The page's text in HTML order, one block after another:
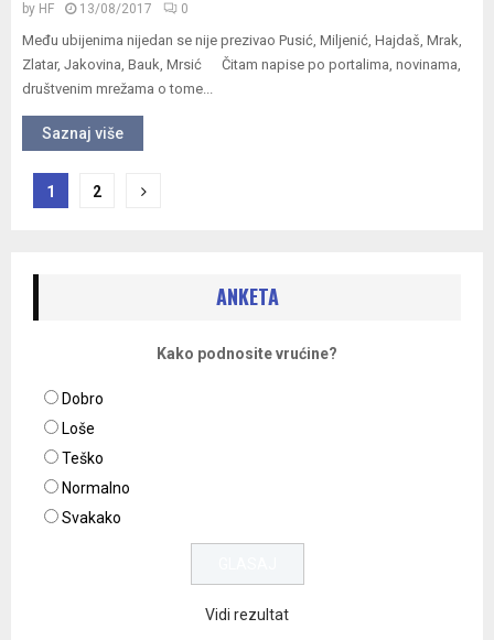
by HF 13/08/2017 0
Među ubijenima nijedan se nije prezivao Pusić, Miljenić, Hajdaš, Mrak,
Zlatar, Jakovina, Bauk, Mrsić Čitam napise po portalima, novinama,
društvenim mrežama o tome...
Saznaj više
Navigacija
1 2
ANKETA
Kako podnosite vrućine?
Dobro
Loše
Teško
Normalno
Svakako
Vidi rezultat